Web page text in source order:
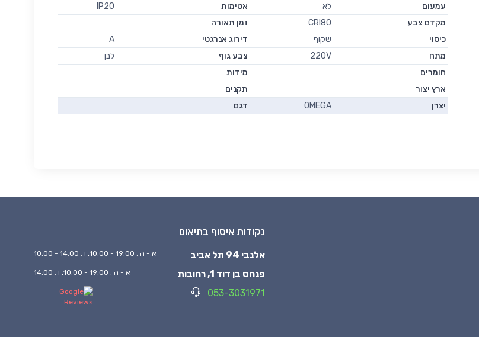
עמעום
לא אטימות
IP20
מקדם צבע
CRI80
זמן תאורה
כיסוי
שקוף דירוג אנרגטי
A
מתח
220V צבע גוף
לבן
חומרים
מידות
ארץ יצור
תקנים
יצרן
OMEGA דגם
נקודות איסוף בתיאום
אלנבי 94 תל אביב א - ה : 19:00 - 10:00, ו : 14:00 - 10:00
פנחס בן דוד 1, רחובות א - ה : 19:00 - 10:00, ו : 14:00
053-3031971